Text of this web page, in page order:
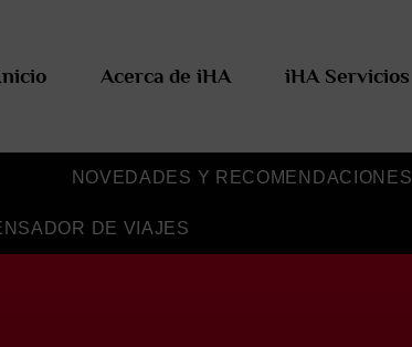
Acerca de iHA iHA Servicios
NOVEDADES Y RECOMENDACIONES
DE VIAJES